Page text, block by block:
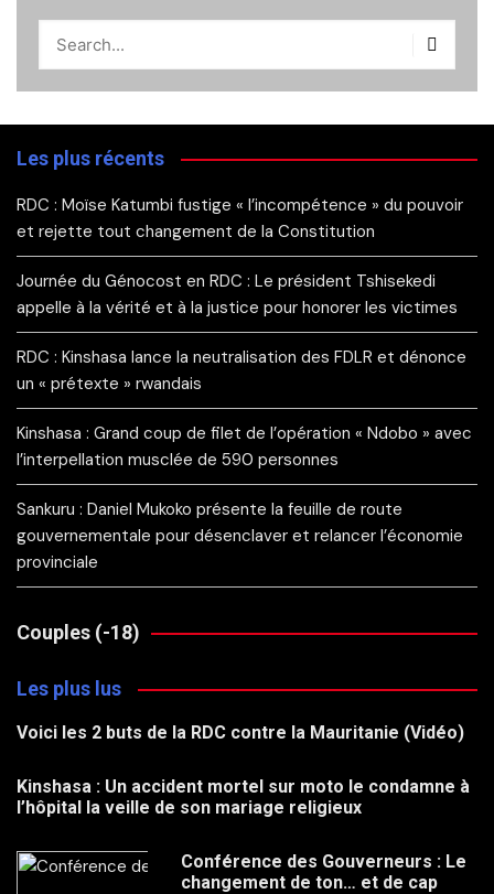
Les plus récents
RDC : Moïse Katumbi fustige « l’incompétence » du pouvoir
et rejette tout changement de la Constitution
Journée du Génocost en RDC : Le président Tshisekedi
appelle à la vérité et à la justice pour honorer les victimes
RDC : Kinshasa lance la neutralisation des FDLR et dénonce
un « prétexte » rwandais
Kinshasa : Grand coup de filet de l’opération « Ndobo » avec
l’interpellation musclée de 590 personnes
Sankuru : Daniel Mukoko présente la feuille de route
gouvernementale pour désenclaver et relancer l’économie
provinciale
Couples (-18)
Les plus lus
Voici les 2 buts de la RDC contre la Mauritanie (Vidéo)
Kinshasa : Un accident mortel sur moto le condamne à
l’hôpital la veille de son mariage religieux
Conférence des Gouverneurs : Le
changement de ton… et de cap